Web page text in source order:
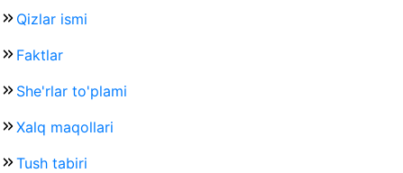
Qizlar ismi
Faktlar
She'rlar to'plami
Xalq maqollari
Tush tabiri